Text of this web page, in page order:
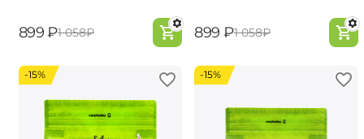
‍899‍ ₽‍1 058‍₽ ‍899‍ ₽‍1 058‍₽
-15% -15%